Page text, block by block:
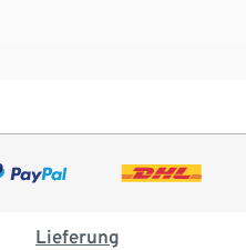
Lieferung